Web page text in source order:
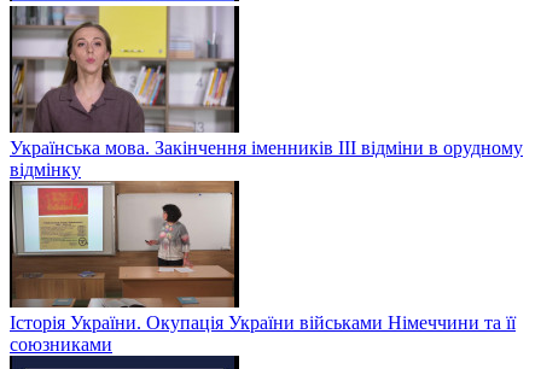
Українська мова. Закінчення іменників ІІІ відміни в орудному
відмінку
Історія України. Окупація України військами Німеччини та її
союзниками